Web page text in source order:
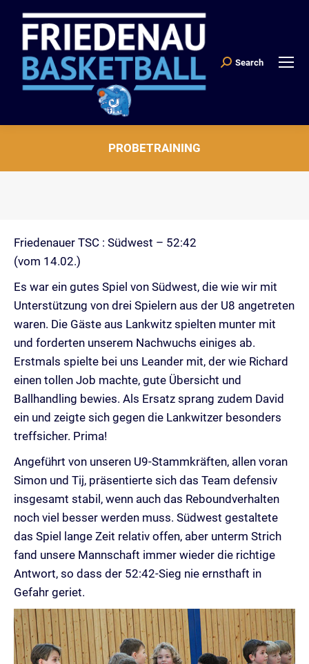
Search:
Search
PROBETRAINING
Friedenauer TSC : Südwest – 52:42
(vom 14.02.)
Es war ein gutes Spiel von Südwest, die wie wir mit
Unterstützung von drei Spielern aus der U8 angetreten
waren. Die Gäste aus Lankwitz spielten munter mit
und forderten unserem Nachwuchs einiges ab.
Erstmals spielte bei uns Leander mit, der wie Richard
einen tollen Job machte, gute Übersicht und
Ballhandling bewies. Als Ersatz sprang zudem David
ein und zeigte sich gegen die Lankwitzer besonders
treffsicher. Prima!
Angeführt von unseren U9-Stammkräften, allen voran
Simon und Tij, präsentierte sich das Team defensiv
insgesamt stabil, wenn auch das Reboundverhalten
noch viel besser werden muss. Südwest gestaltete
das Spiel lange Zeit relativ offen, aber unterm Strich
fand unsere Mannschaft immer wieder die richtige
Antwort, so dass der 52:42-Sieg nie ernsthaft in
Gefahr geriet.